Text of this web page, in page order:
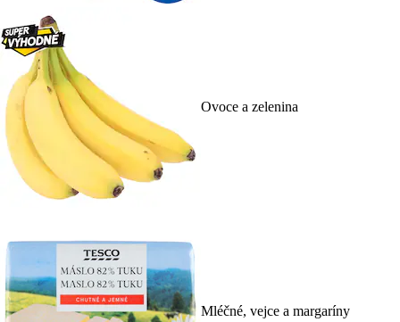
Ovoce a zelenina
Mléčné, vejce a margaríny